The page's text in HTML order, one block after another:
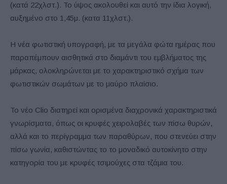
(κατά 22χλστ.). Το ύψος ακολουθεί και αυτό την ίδια λογική,
αυξημένο στο 1,45μ. (κατα 11χλστ.).
Η νέα φωτιστική υπογραφή, με τα μεγάλα φώτα ημέρας που
παραπέμπουν αισθητικά στο διαμάντι του εμβλήματος της
μάρκας, ολοκληρώνεται με το χαρακτηριστικό σχήμα των
φωτιστικών σωμάτων με το μαύρο πλαίσιο.
Το νέο Clio διατηρεί και ορισμένα διαχρονικά χαρακτηριστικά
γνωρίσματα, όπως οι κρυφές χειρολαβές των πίσω θυρών,
αλλά και το περίγραμμα των παραθύρων, που στενεύει στην
πίσω γωνία, καθιστώντας το το μοναδικό αυτοκίνητο στην
κατηγορία του με κρυφές τσιμούχες στα τζάμια του.